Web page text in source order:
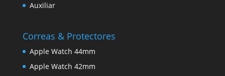
Auxiliar
Correas & Protectores
Apple Watch 44mm
Apple Watch 42mm